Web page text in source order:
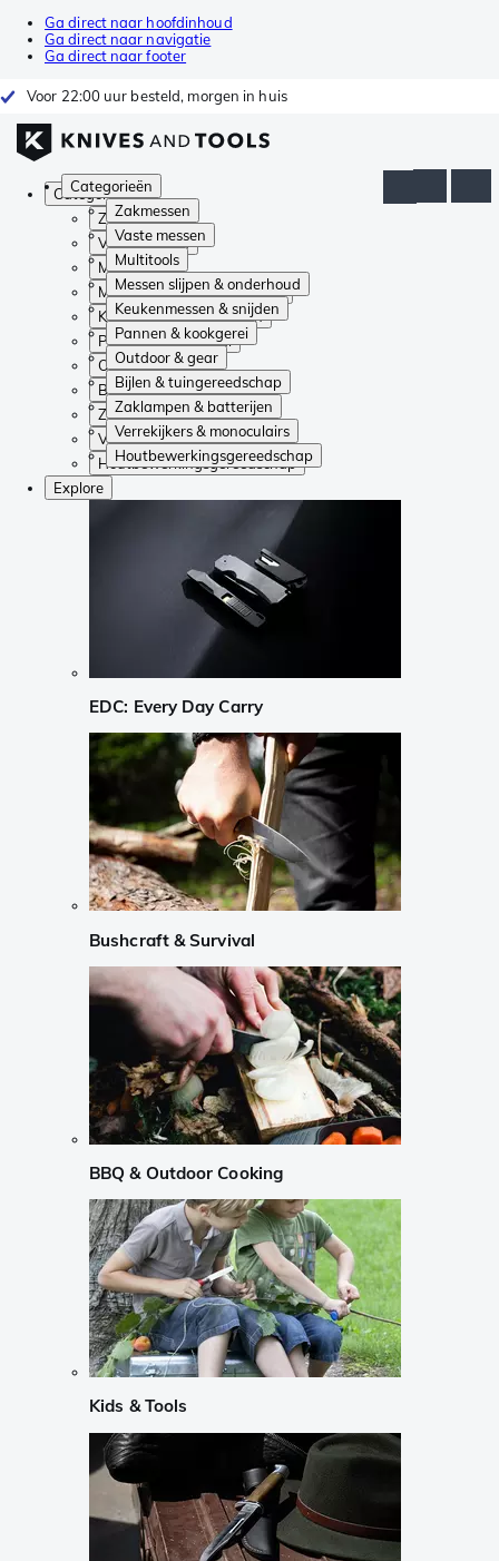
Ga direct naar hoofdinhoud
Ga direct naar navigatie
Ga direct naar footer
Voor 22:00 uur besteld, morgen in huis
Categorieën
Zakmessen
Vaste messen
Multitools
Messen slijpen & onderhoud
Keukenmessen & snijden
Pannen & kookgerei
Outdoor & gear
Bijlen & tuingereedschap
Zaklampen & batterijen
Verrekijkers & monoculairs
Houtbewerkingsgereedschap
Categorieën
Zakmessen
Vaste messen
Multitools
Messen slijpen & onderhoud
Keukenmessen & snijden
Pannen & kookgerei
Outdoor & gear
Bijlen & tuingereedschap
Zaklampen & batterijen
Verrekijkers & monoculairs
Houtbewerkingsgereedschap
Explore
EDC: Every Day Carry
Bushcraft & Survival
BBQ & Outdoor Cooking
Kids & Tools